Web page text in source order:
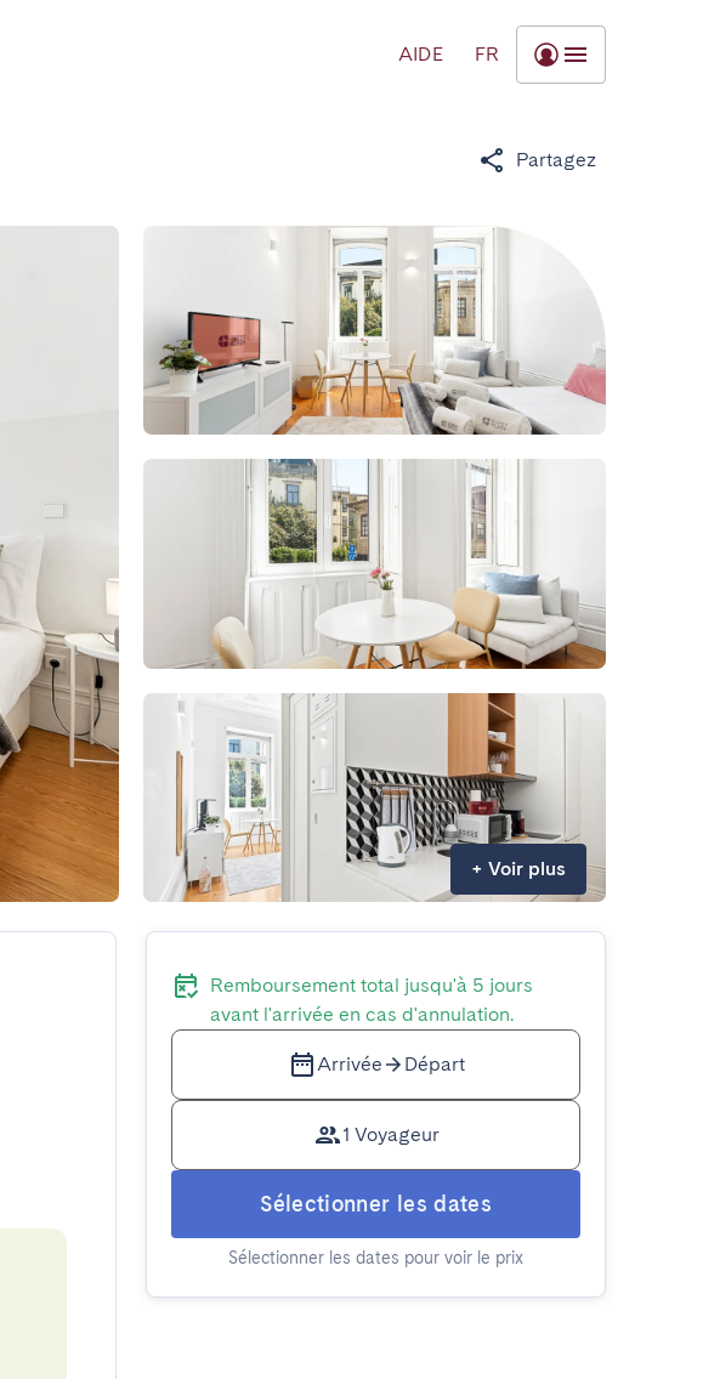
AIDE FR
Partagez
+ Voir plus
Remboursement total jusqu'à 5 jours
avant l'arrivée en cas d'annulation.
Arrivée Départ
1 Voyageur
Sélectionner les dates
Sélectionner les dates pour voir le prix